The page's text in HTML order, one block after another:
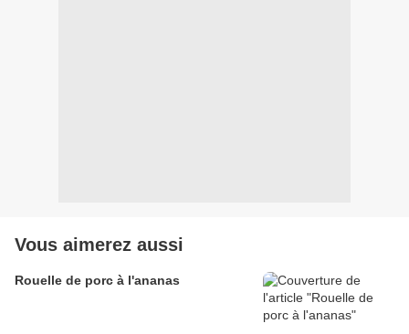
Vous aimerez aussi
Rouelle de porc à l'ananas